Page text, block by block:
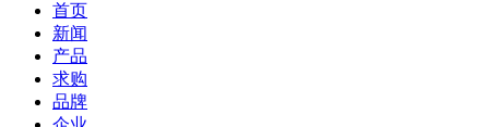
首页
新闻
产品
求购
品牌